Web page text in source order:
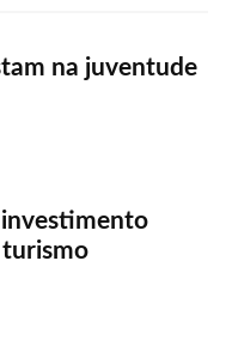
na juventude
investimento